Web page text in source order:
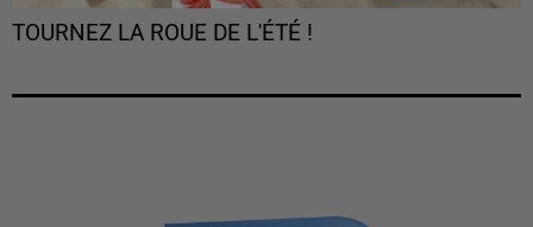
TOURNEZ LA ROUE DE L'ÉTÉ !